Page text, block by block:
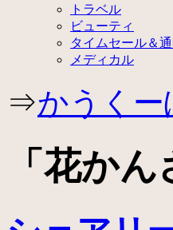
ッ
トラベル
ビューティ
タイムセール＆
メディカル
⇒かうく
「 花かん